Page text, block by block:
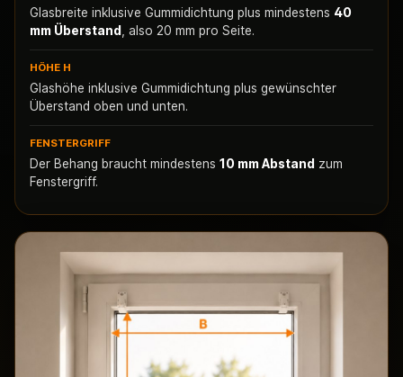
Glasbreite inklusive Gummidichtung plus mindestens 40
mm Überstand
, also 20 mm pro Seite.
HÖHE H
Glashöhe inklusive Gummidichtung plus gewünschter
Überstand oben und unten.
FENSTERGRIFF
Der Behang braucht mindestens 10 mm Abstand zum
Fenstergriff.